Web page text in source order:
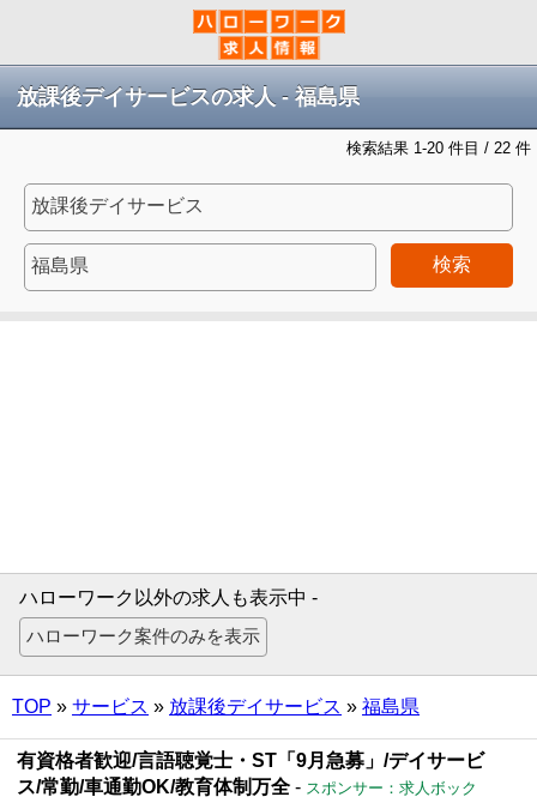
放課後デイサービスの求人 - 福島県
検索結果 1-20 件目 / 22 件
検索
ハローワーク以外の求人も表示中 -
TOP » サービス » 放課後デイサービス » 福島県
有資格者歓迎/言語聴覚士・ST「9月急募」/デイサービ
ス/常勤/車通勤OK/教育体制万全 - スポンサー：求人ボック